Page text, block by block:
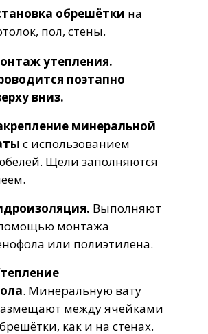
обрешётки на
пол, стены.
утепления.
поэтапно
вниз.
минеральной
с использованием
Щели заполняются
Выполняют
монтажа
или полиэтилена.
. Минеральную вату
между ячейками
как и на стенах.